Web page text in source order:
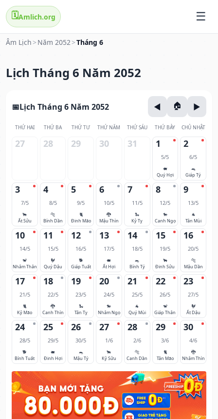
🗓️Amlich.org
Âm Lịch > Năm 2052>Tháng 6
Lịch Tháng 6 Năm 2052
Lịch Tháng 6 Năm 2052
THỨ HAI THỨ BA THỨ TƯ THỨ NĂM THỨ SÁU THỨ BẢY CHỦ NHẬT
27 28 29 30 31 1
5/5
🐖
Quý Hợi
2
6/5
🐀
Giáp Tý
3
7/5
🐂
Ất Sửu
4
8/5
🐅
Bính Dần
5
9/5
🐈
Đinh Mão
6
10/5
🐉
Mậu Thìn
7
11/5
🐍
Kỷ Tỵ
8
12/5
🐎
Canh Ngọ
9
13/5
🐐
Tân Mùi
10
14/5
🐒
Nhâm Thân
11
15/5
🐓
Quý Dậu
12
16/5
🐕
Giáp Tuất
13
17/5
🐖
Ất Hợi
14
18/5
🐀
Bính Tý
15
19/5
🐂
Đinh Sửu
16
20/5
🐅
Mậu Dần
17
21/5
🐈
Kỷ Mão
18
22/5
🐉
Canh Thìn
19
23/5
🐍
Tân Tỵ
20
24/5
🐎
Nhâm Ngọ
21
25/5
🐐
Quý Mùi
22
26/5
🐒
Giáp Thân
23
27/5
🐓
Ất Dậu
24
28/5
🐕
Bính Tuất
25
29/5
🐖
Đinh Hợi
26
30/5
🐀
Mậu Tý
27
1/6
🐂
Kỷ Sửu
28
2/6
🐅
Canh Dần
29
3/6
🐈
Tân Mão
30
4/6
🐉
Nhâm Thìn